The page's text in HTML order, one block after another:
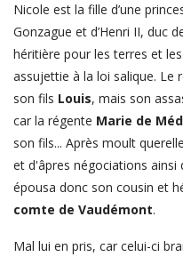
Nicole est la fille d’une
Gonzague et d’Henri II, duc
héritière pour les terres et
assujettie à la loi salique. Le
son fils Louis, mais son
car la régente Marie de
son fils... Après moult
et d'âpres négociations ainsi
épousa donc son cousin et
comte de Vaudémont.
Mal lui en pris, car celui-ci